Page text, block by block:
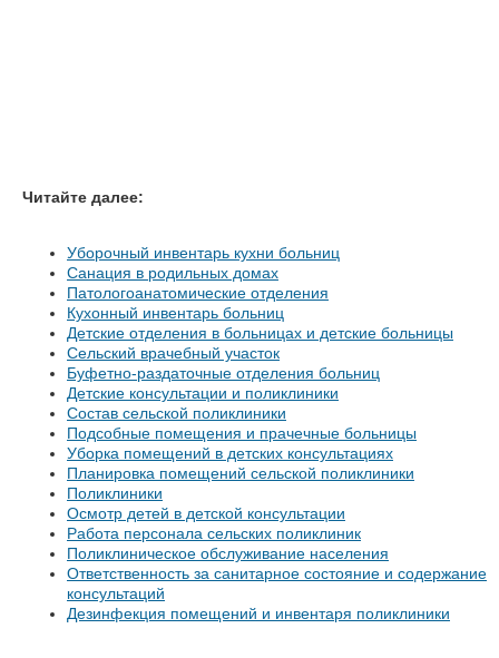
Читайте далее:
Уборочный инвентарь кухни больниц
Санация в родильных домах
Патологоанатомические отделения
Кухонный инвентарь больниц
Детские отделения в больницах и детские больницы
Сельский врачебный участок
Буфетно-раздаточные отделения больниц
Детские консультации и поликлиники
Состав сельской поликлиники
Подсобные помещения и прачечные больницы
Уборка помещений в детских консультациях
Планировка помещений сельской поликлиники
Поликлиники
Осмотр детей в детской консультации
Работа персонала сельских поликлиник
Поликлиническое обслуживание населения
Ответственность за санитарное состояние и содержание
консультаций
Дезинфекция помещений и инвентаря поликлиники